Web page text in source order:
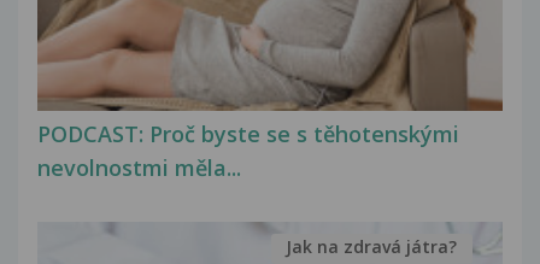
PODCAST: Proč byste se s těhotenskými
nevolnostmi měla...
Jak na zdravá játra?